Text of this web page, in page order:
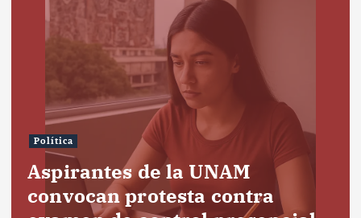
Política
Aspirantes de la UNAM
convocan protesta contra